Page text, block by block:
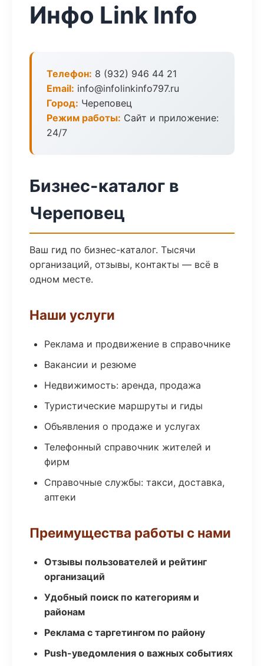
Инфо Link Info
Телефон: 8 (932) 946 44 21
Email: info@infolinkinfo797.ru
Город: Череповец
Режим работы: Сайт и приложение:
24/7
Бизнес-каталог в
Череповец
Ваш гид по бизнес-каталог. Тысячи
организаций, отзывы, контакты — всё в
одном месте.
Наши услуги
Реклама и продвижение в справочнике
Вакансии и резюме
Недвижимость: аренда, продажа
Туристические маршруты и гиды
Объявления о продаже и услугах
Телефонный справочник жителей и
фирм
Справочные службы: такси, доставка,
аптеки
Преимущества работы с нами
Отзывы пользователей и рейтинг
организаций
Удобный поиск по категориям и
районам
Реклама с таргетингом по району
Push-уведомления о важных событиях